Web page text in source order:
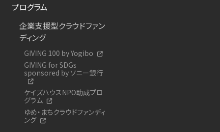
プログラム
企業支援型クラウドファン
ディング
GIVING 100 by Yogibo
GIVING for SDGs
sponsored by ソニー銀行
ケイズハウスNPO助成プロ
グラム
ゆめ・まちクラウドファンディ
ング